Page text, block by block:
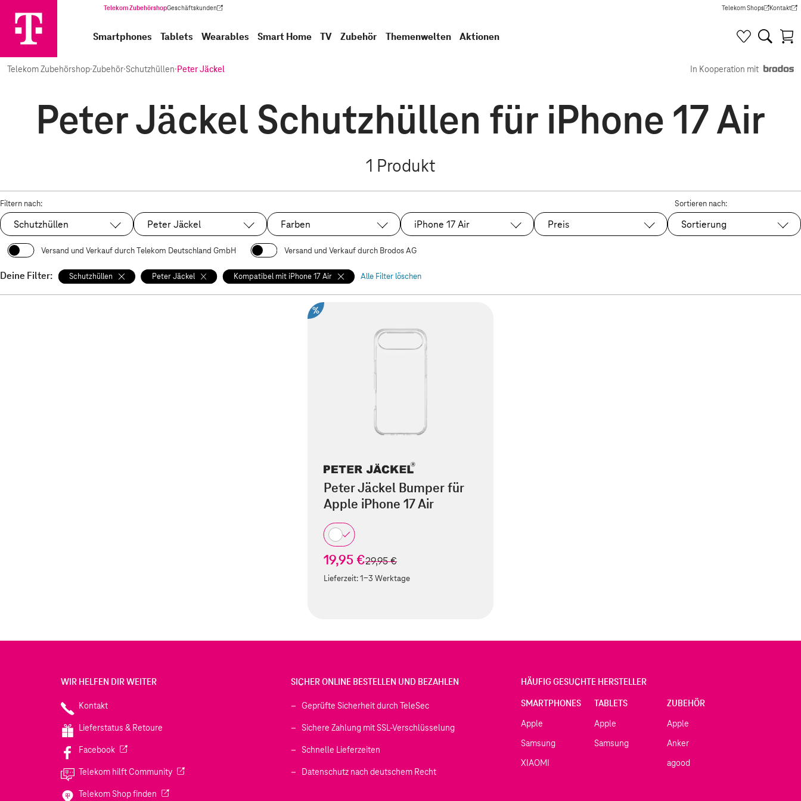
Telekom ZubehörshopGeschäftskunden
(Wird in einem neuen Tab geöffnet) Telekom Shops
(Wird in einem neuen Tab
Kontakt
(Wird in
Smartphones Tablets Wearables Smart Home TV Zubehör Themenwelten Aktionen
Telekom Zubehörshop·Zubehör·Schutzhüllen·Peter Jäckel In Kooperation mit
Peter Jäckel Schutzhüllen für iPhone 17 Air
1 Produkt
Filtern nach:
Ausgewählt:
Schutzhüllen Ausgewählt:
Peter Jäckel Farben Ausgewählt:
iPhone 17 Air Preis
Sortieren nach:
Sortierung
Versand und Verkauf durch Telekom Deutschland GmbH Versand und Verkauf durch Brodos AG
Deine Filter: Schutzhüllen Peter Jäckel Kompatibel mit iPhone 17 Air Alle Filter löschen
%
Peter Jäckel Bumper für
Apple iPhone 17 Air
19,95 €statt
29,95 €
Lieferzeit:1-3 Werktage
WIR HELFEN DIR WEITER
Kontakt
Lieferstatus & Retoure
Facebook(Wird in einem neuen Tab geöffnet)
Telekom hilft Community(Wird in einem neuen Tab geöffnet)
Telekom Shop finden (Wird in einem neuen Tab geöffnet)
SICHER ONLINE BESTELLEN UND BEZAHLEN
Geprüfte Sicherheit durch TeleSec
Sichere Zahlung mit SSL-Verschlüsselung
Schnelle Lieferzeiten
Datenschutz nach deutschem Recht
HÄUFIG GESUCHTE HERSTELLER
SMARTPHONES
Apple
Samsung
XIAOMI
TABLETS
Apple
Samsung
ZUBEHÖR
Apple
Anker
agood